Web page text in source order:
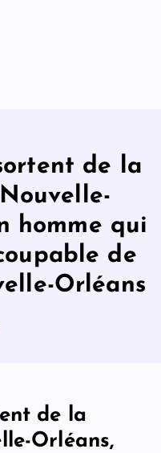
de la
homme qui
de
Orléans
de la
Orléans,